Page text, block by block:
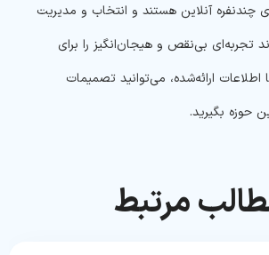
چندنفره آنلاین هستند و انتخاب و مدیریت
تجربه‌ای بی‌نقص و هیجان‌انگیز را برای
اطلاعات ارائه‌شده، می‌توانید تصمیمات
حوزه بگیرید.
مرتبط